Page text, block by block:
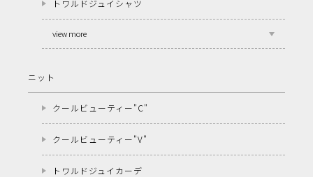
トワルドジュイシャツ
view more
ニット
クールビューティー"C"
クールビューティー"V"
トワルドジュイカーデ